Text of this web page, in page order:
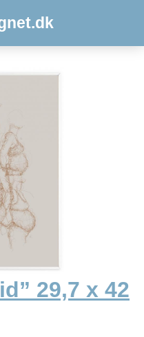
29,7 x 42